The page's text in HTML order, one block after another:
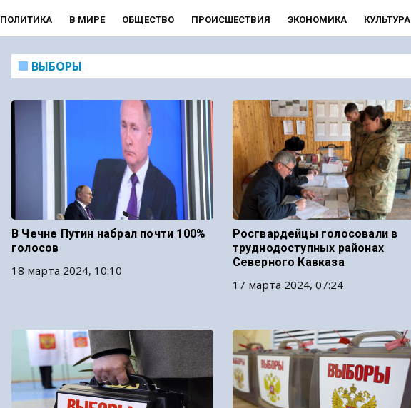
ПОЛИТИКА В МИРЕ ОБЩЕСТВО ПРОИСШЕСТВИЯ ЭКОНОМИКА КУЛЬТУРА
ВЫБОРЫ
В Чечне Путин набрал почти 100%
голосов
18 марта 2024, 10:10
Росгвардейцы голосовали в
труднодоступных районах
Северного Кавказа
17 марта 2024, 07:24